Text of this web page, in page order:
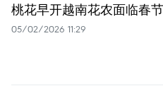
桃花早开越南花农面临春
05/02/2026 11:29